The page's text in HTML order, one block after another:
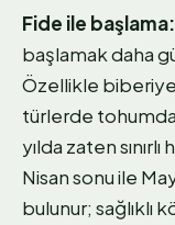
Fide ile başlama:
başlamak daha
Özellikle
türlerde
yılda zaten
Nisan sonu ile
bulunur; sağlıklı